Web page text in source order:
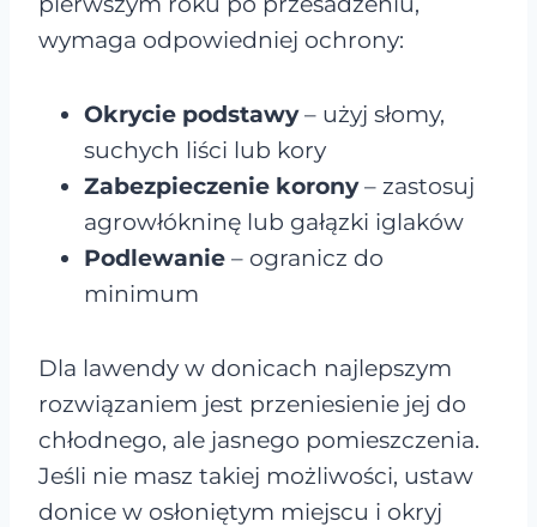
wymaga odpowiedniej ochrony:
Okrycie podstawy– użyj słomy,
suchych liści lub kory
Zabezpieczenie korony– zastosuj
agrowłókninę lub gałązki iglaków
Podlewanie – ogranicz do
minimum
Dla lawendy w donicach najlepszym
rozwiązaniem jest przeniesienie jej do
chłodnego, ale jasnego pomieszczenia.
Jeśli nie masz takiej możliwości, ustaw
donice w osłoniętym miejscu i okryj